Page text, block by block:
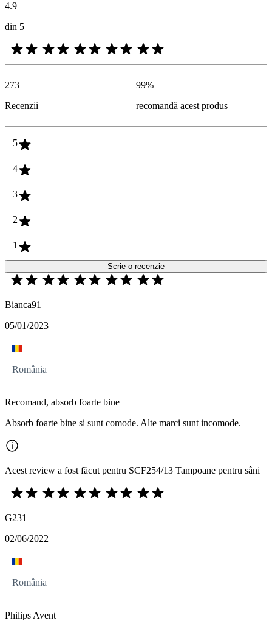
4.9
din 5
273
Recenzii
99%
recomandă acest produs
5
4
3
2
1
Scrie o recenzie
Bianca91
05/01/2023
România
Recomand, absorb foarte bine
Absorb foarte bine si sunt comode. Alte marci sunt incomode.
Acest review a fost făcut pentru SCF254/13 Tampoane pentru sâni
G231
02/06/2022
România
Philips Avent